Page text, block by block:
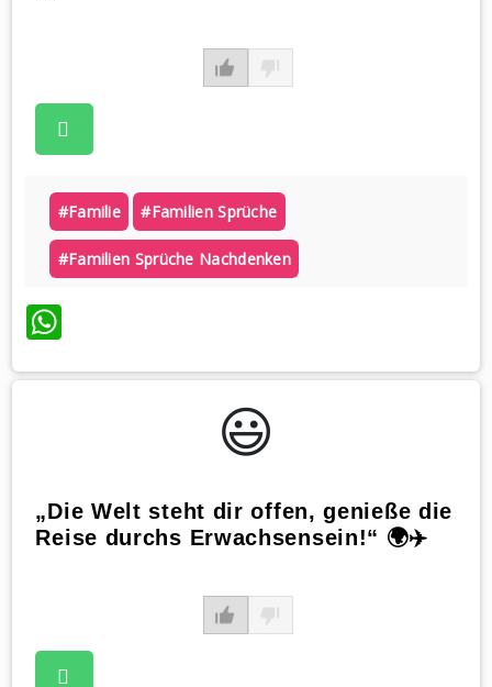
#familie #familien Sprüche
#familien Sprüche Nachdenken
WhatsApp
😃️
„Die Welt steht dir offen, genieße die
Reise durchs Erwachsensein!“ 🌍✈️